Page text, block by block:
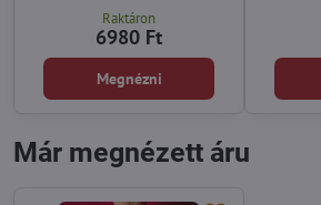
Raktáron
6980 Ft
Megnézni
Már megnézett áru